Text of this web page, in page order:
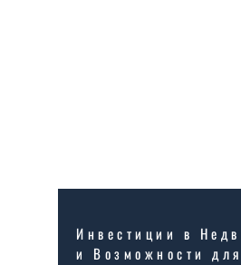
Инвестиции в
и Возможности